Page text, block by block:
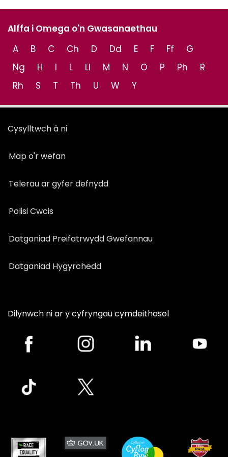
Alffa i Omega o'n Gwasanaethau
A
B C Ch D Dd E F Ff
G
Ng
H I L Ll M N O P Ph
R
Rh
S T Th U W Y
Cysylltwch â ni
Map o'r wefan
Telerau ar gyfer defnydd
Polisi Cwcis
Datganiad Preifatrwydd Gwefannau
Datganiad Hygyrchedd
Dilynwch ni ar y cyfryngau cymdeithasol